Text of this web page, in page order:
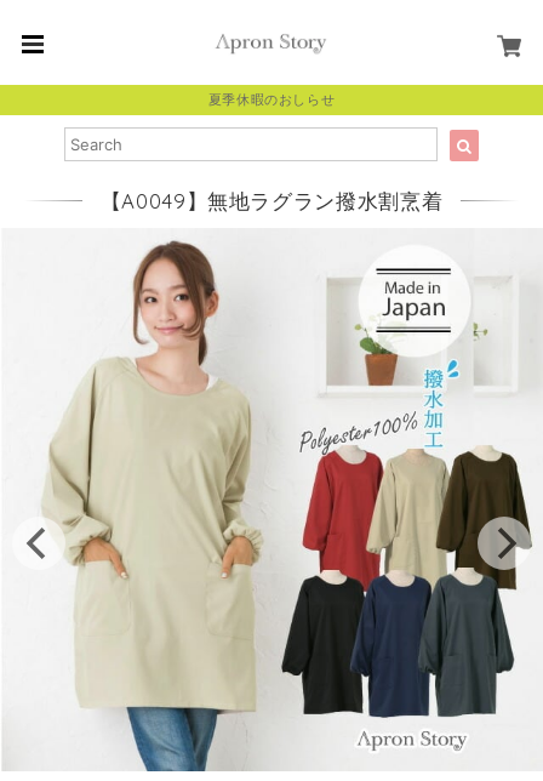
夏季休暇のおしらせ
【A0049】無地ラグラン撥水割烹着